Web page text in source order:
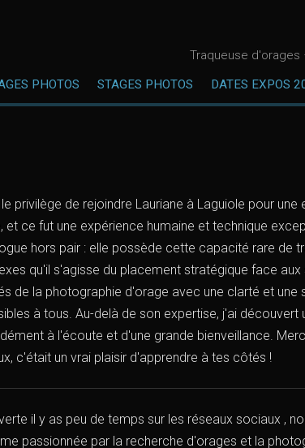
Traqueuse d'orages
PHOTOS STAGES PHOTOS DATES EXPOS
privilège de rejoindre Lauriane à Laguiole pour
et ce fut une expérience humaine et technique
hors pair : elle possède cette capacité rare de
qu'il s'agisse du placement stratégique face
de la photographie d'orage avec une clarté et une
à tous. Au-delà de son expertise, j'ai découvert
à l'écoute et d'une grande bienveillance.
c'était un vrai plaisir d'apprendre à tes côtés !
il y as peu de temps sur les réseaux sociaux ,
passionnée par la recherche d'orages et la